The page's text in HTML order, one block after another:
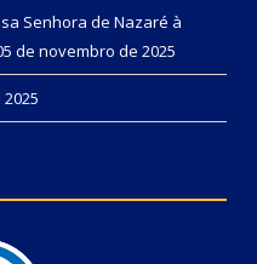
Senhora de Nazaré à
de novembro de 2025